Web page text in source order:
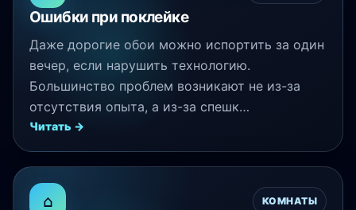
Ошибки при поклейке
Даже дорогие обои можно испортить за один
вечер, если нарушить технологию.
Большинство проблем возникают не из-за
отсутствия опыта, а из-за спешк…
Читать →
⌂ КОМНАТЫ